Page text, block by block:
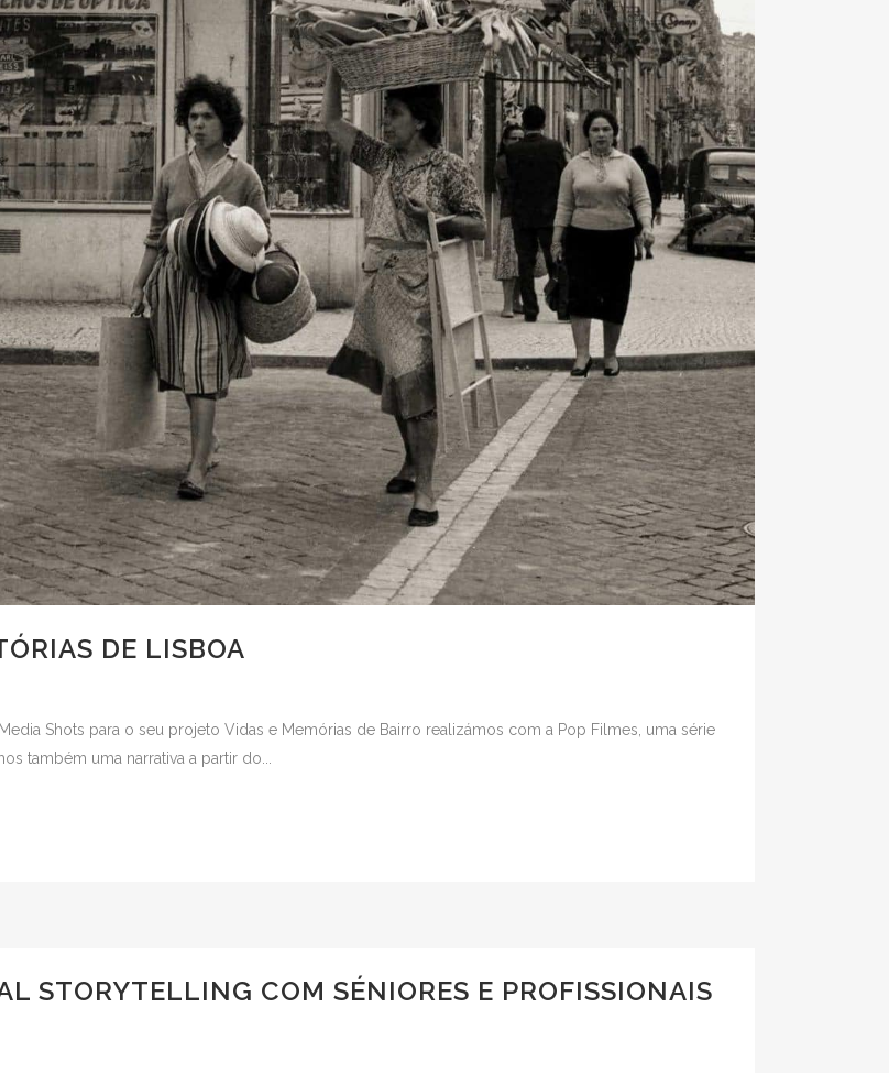
DE LISBOA
Shots para o seu projeto Vidas e Memórias de Bairro realizámos com a Pop Filmes, uma série
também uma narrativa a partir do...
STORYTELLING COM SÉNIORES E PROFISSIONAIS